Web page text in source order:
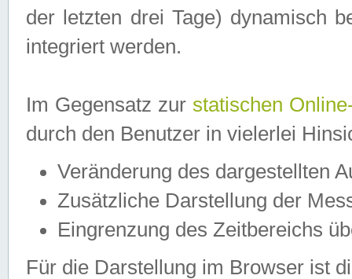
der letzten drei Tage) dynamisch
integriert werden.
Im Gegensatz zur statischen
durch den Benutzer in vielerlei
Veränderung des dargestellten
Zusätzliche Darstellung der
Eingrenzung des Zeitbereichs
Für die Darstellung im Browser ist